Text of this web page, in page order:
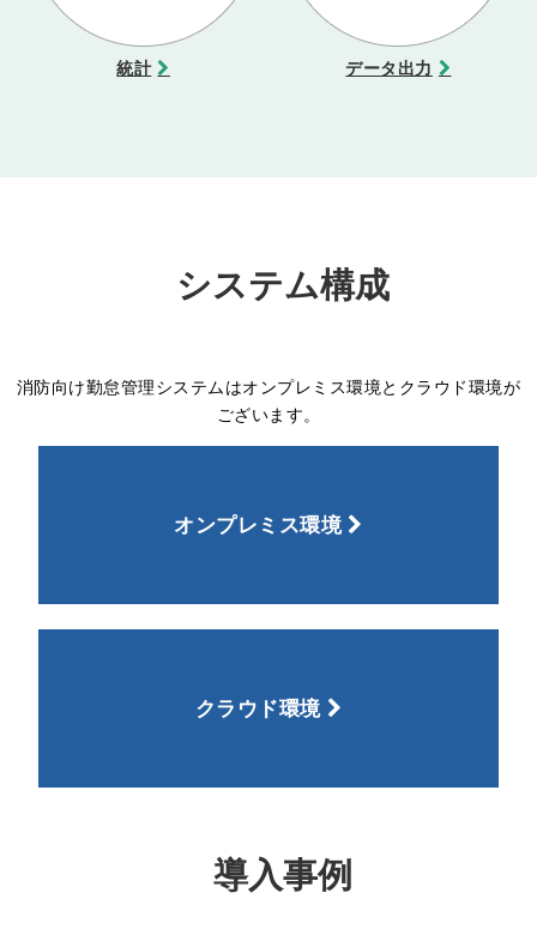
統計 データ出力
システム構成
消防向け勤怠管理システムはオンプレミス環境とクラウド環境が
ございます。
オンプレミス環境
クラウド環境
導入事例